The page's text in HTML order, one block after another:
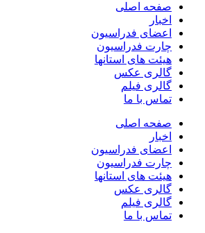
صفحه اصلی
اخبار
اعضای فدراسیون
چارت فدراسیون
هیئت های استانها
گالری عکس
گالری فیلم
تماس با ما
صفحه اصلی
اخبار
اعضای فدراسیون
چارت فدراسیون
هیئت های استانها
گالری عکس
گالری فیلم
تماس با ما